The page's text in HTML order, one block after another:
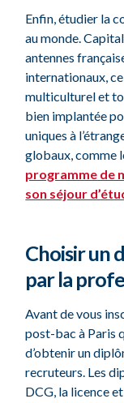
Enfin, étudier la
au monde.
antennes
internationaux,
multiculturel et
bien implantée
uniques à
globaux, comme
programme de
son séjour
Choisir un
par la
Avant de vous
post-bac à Paris
d’obtenir un
recruteurs. Les
DCG, la licence